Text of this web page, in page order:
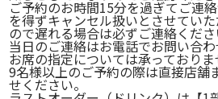
ご予約のお時間15分を過ぎてご連
を得ずキャンセル扱いとさせてい
ので遅れる場合は必ずご連絡くださ
当日のご連絡はお電話でお問い合わ
お席の指定については承っておりま
9名様以上のご予約の際は直接店舗
せください。